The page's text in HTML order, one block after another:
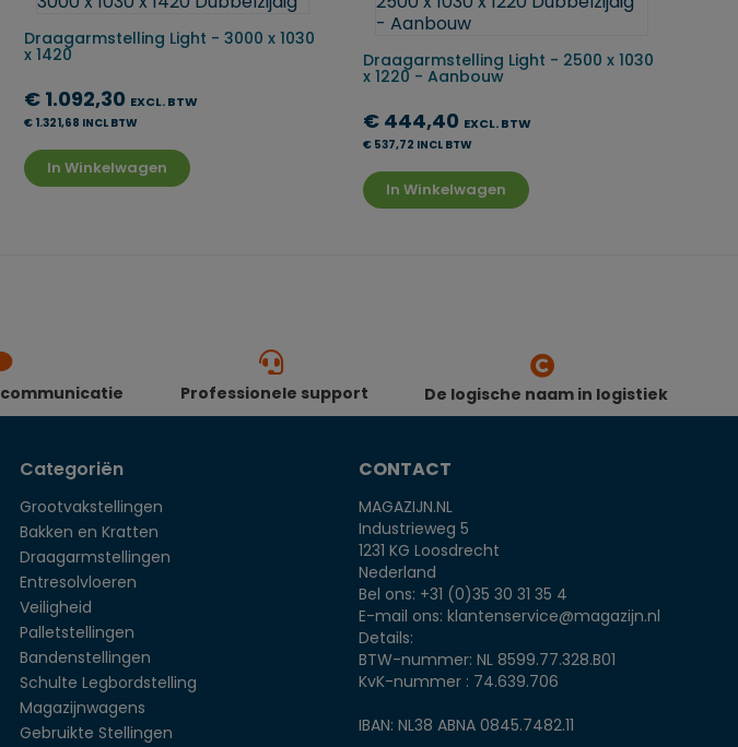
Draagarmstelling Light - 3000 x 1030
x 1420
€ 1.092,30 EXCL. BTW
€ 1.321,68 INCL BTW
In Winkelwagen
Draagarmstelling Light - 2500 x 1030
x 1220 - Aanbouw
€ 444,40 EXCL. BTW
€ 537,72 INCL BTW
In Winkelwagen
Professionele support De logische naam in logistiek
Categoriën
Grootvakstellingen
Bakken en Kratten
Draagarmstellingen
Entresolvloeren
Veiligheid
Palletstellingen
Bandenstellingen
Schulte Legbordstelling
Magazijnwagens
Gebruikte Stellingen
CONTACT
MAGAZIJN.NL
Industrieweg 5
1231 KG Loosdrecht
Nederland
Bel ons: +31 (0)35 30 31 35 4
E-mail ons: klantenservice@magazijn.nl
Details:
BTW-nummer: NL 8599.77.328.B01
KvK-nummer : 74.639.706
IBAN: NL38 ABNA 0845.7482.11